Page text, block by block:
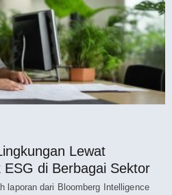
Lewat
di Berbagai Sektor
laporan dari Bloomberg Intelligence